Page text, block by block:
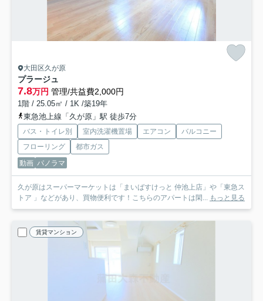
大田区久が原
プラージュ
7.8万円 管理/共益費2,000円
1階 / 25.05㎡ / 1K /築19年
東急池上線「久が原」駅 徒歩7分
バス・トイレ別 室内洗濯機置場 エアコン
バルコニー
フローリング
都市ガス
動画 パノラマ
久が原はスーパーマーケットは「まいばすけっと 仲池上店」や「東急ス
トア 」などがあり、買物便利です！こちらのアパートは閑...
もっと見る
賃貸マンション